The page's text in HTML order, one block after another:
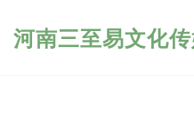
河南三至易文化